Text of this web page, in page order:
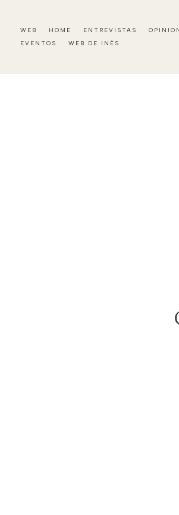
WEB HOME ENTREVISTAS
EVENTOS
WEB DE INÉS